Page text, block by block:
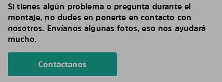
Si tienes algún problema o pregunta durante el
montaje, no dudes en ponerte en contacto con
nosotros. Envíanos algunas fotos, eso nos ayudará
mucho.
Contáctanos